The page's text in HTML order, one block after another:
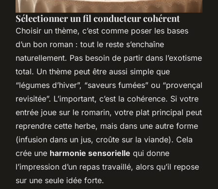
Sélectionner un fil conducteur cohérent
Choisir un thème, c’est comme poser les bases
d’un bon roman : tout le reste s’enchaîne
naturellement. Pas besoin de partir dans l’exotisme
total. Un thème peut être aussi simple que
“légumes d’hiver”, “saveurs fumées” ou “provençal
revisitée”. L’important, c’est la cohérence. Si votre
entrée joue sur le romarin, votre plat principal peut
reprendre cette herbe, mais dans une autre forme
(infusion dans un jus, croûte sur la viande). Cela
crée une harmonie sensorielle qui donne
l’impression d’un repas travaillé, alors qu’il repose
sur une seule idée forte.